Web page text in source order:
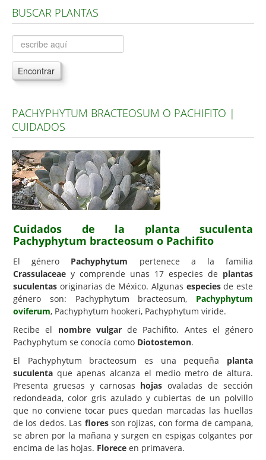
Árboles, Cicas y Palmeras de la G a la Z
Plantas Anuales y Perennes
Plantas Bulbosas y Acuáticas
Plantas de Interior
Plantas Aromáticas y de Huerto
Plantas Carnívoras y Orquídeas
Consejos
Hemisferio Norte
Hemisferio Sur
Enfermedades
Animales
Hongos
Carencias
Fotos
Flores y Plantas
Árboles y Palmeras
Arbustos y Trepadoras
Cactus y Suculentas
BUSCAR PLANTAS
Encontrar
PACHYPHYTUM BRACTEOSUM O PACHIFITO |
CUIDADOS
Cuidados de la planta suculenta
Pachyphytum bracteosum o Pachifito
El género Pachyphytum pertenece a la familia
Crassulaceae y comprende unas 17 especies de plantas
suculentas originarias de México. Algunas especiesde este
género son: Pachyphytum bracteosum, Pachyphytum
oviferum, Pachyphytum hookeri, Pachyphytum viride.
Recibe el nombre vulgarde Pachifito. Antes el género
Pachyphytum se conocía como Diotostemon.
El Pachyphytum bracteosum es una pequeña planta
suculenta que apenas alcanza el medio metro de altura.
Presenta gruesas y carnosas hojas ovaladas de sección
redondeada, color gris azulado y cubiertas de un polvillo
que no conviene tocar pues quedan marcadas las huellas
de los dedos. Las floresson rojizas, con forma de campana,
se abren por la mañana y surgen en espigas colgantes por
encima de las hojas. Florece en primavera.